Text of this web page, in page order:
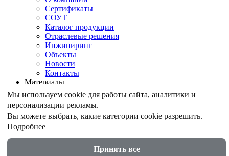
Сертификаты
СОУТ
Каталог продукции
Отраслевые решения
Инжиниринг
Объекты
Новости
Контакты
Материалы
Армирование грунтов
Армирование асфальтобетона
Геомембрана
Шпунт ПВХ
Дренажные геокомпозиты
Противоэрозионные маты
Акустические экраны
Мы используем cookie для работы сайта, аналитики и
персонализации рекламы.
Вы можете выбрать, какие категории cookie разрешить.
Подробнее
Принять все